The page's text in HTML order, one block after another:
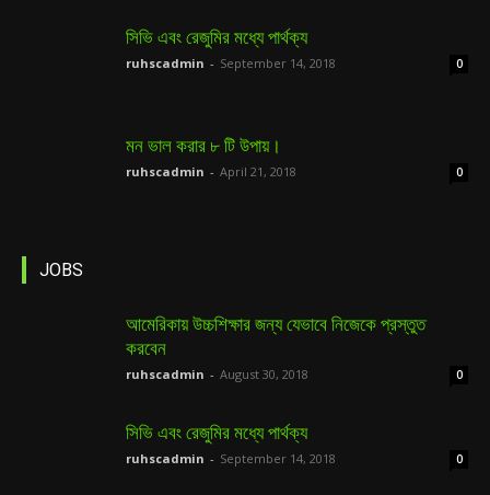
সিভি এবং রেজুমির মধ্যে পার্থক্য
ruhscadmin - September 14, 2018 0
মন ভাল করার ৮ টি উপায়।
ruhscadmin - April 21, 2018 0
JOBS
আমেরিকায় উচ্চশিক্ষার জন্য যেভাবে নিজেকে প্রস্তুত
করবেন
ruhscadmin - August 30, 2018 0
সিভি এবং রেজুমির মধ্যে পার্থক্য
ruhscadmin - September 14, 2018 0